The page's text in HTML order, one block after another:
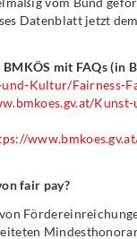
Datenblatt jetzt
mit FAQs (in
Kultur/Fairness-
fair pay?